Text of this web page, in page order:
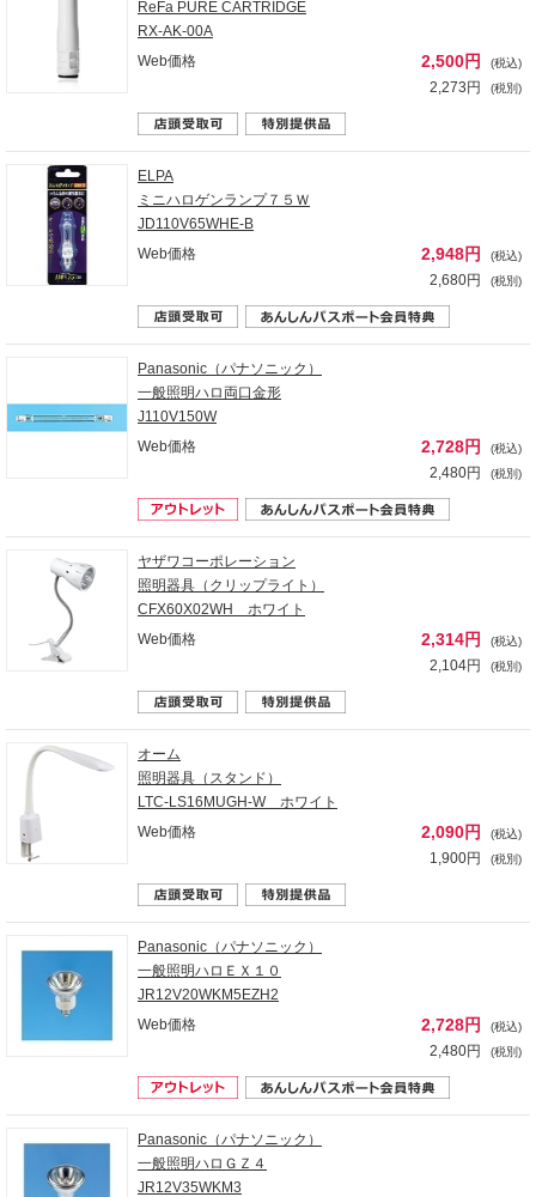
ReFa PURE CARTRIDGE
RX-AK-00A
Web価格
2,500円 (税込)
2,273円 (税別)
ELPA
ミニハロゲンランプ７５Ｗ
JD110V65WHE-B
Web価格
2,948円 (税込)
2,680円 (税別)
Panasonic（パナソニック）
一般照明ハロ両口金形
J110V150W
Web価格
2,728円 (税込)
2,480円 (税別)
ヤザワコーポレーション
照明器具（クリップライト）
CFX60X02WH ホワイト
Web価格
2,314円 (税込)
2,104円 (税別)
オーム
照明器具（スタンド）
LTC-LS16MUGH-W ホワイト
Web価格
2,090円 (税込)
1,900円 (税別)
Panasonic（パナソニック）
一般照明ハロＥＸ１０
JR12V20WKM5EZH2
Web価格
2,728円 (税込)
2,480円 (税別)
Panasonic（パナソニック）
一般照明ハロＧＺ４
JR12V35WKM3